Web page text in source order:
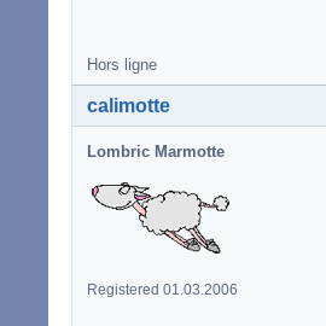
Hors ligne
calimotte
Lombric Marmotte
Registered 01.03.2006